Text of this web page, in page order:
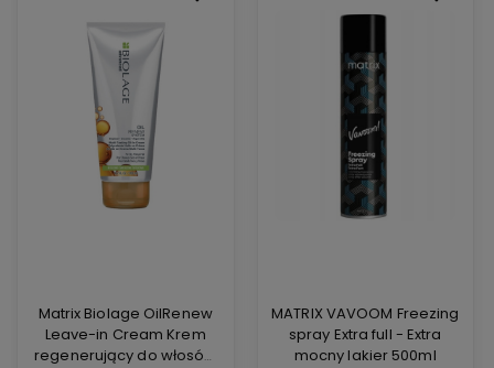
Matrix Biolage OilRenew
Leave-in Cream Krem
regenerujący do włosów
MATRIX VAVOOM Freezing
spray Extra full - Extra
mocny lakier 500ml